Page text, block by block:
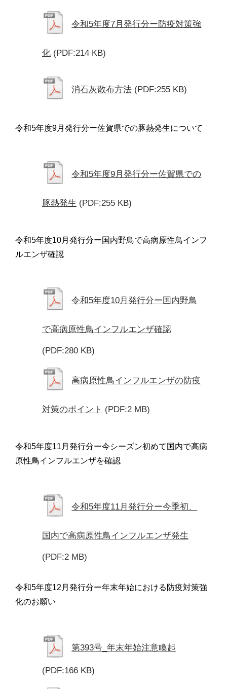
令和5年度7月発行分ー防疫対策強
化 (PDF:214 KB)
消石灰散布方法 (PDF:255 KB)
令和5年度9月発行分ー佐賀県での豚熱発生について
令和5年度9月発行分ー佐賀県での
豚熱発生 (PDF:255 KB)
令和5年度10月発行分ー国内野鳥で高病原性鳥インフ
ルエンザ確認
令和5年度10月発行分ー国内野鳥
で高病原性鳥インフルエンザ確認
(PDF:280 KB)
高病原性鳥インフルエンザの防疫
対策のポイント (PDF:2 MB)
令和5年度11月発行分ー今シーズン初めて国内で高病
原性鳥インフルエンザを確認
令和5年度11月発行分ー今季初、
国内で高病原性鳥インフルエンザ発生
(PDF:2 MB)
令和5年度12月発行分ー年末年始における防疫対策強
化のお願い
第393号_年末年始注意喚起
(PDF:166 KB)